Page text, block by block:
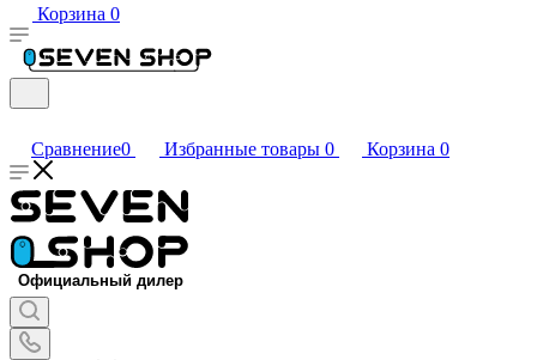
Корзина 0
Сравнение0 Избранные товары 0 Корзина 0